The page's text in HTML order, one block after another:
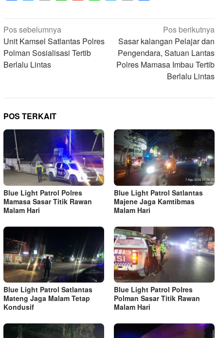
Navigasi
pos
Pos sebelumnya
Unit Kamsel Satlantas Polres
Polman Sosialisasi Tertib
Berlalu Lintas
Pos berikutnya
Sasar kalangan Pelajar dan
Pengendara, Satuan Lantas
Polres Mamasa Imbau Tertib
Berlalu Lintas
POS TERKAIT
Blue Light Patrol Polres
Mamasa Sasar Titik Rawan
Malam Hari
Blue Light Patrol Satlantas
Majene Jaga Kamtibmas
Malam Hari
Blue Light Patrol Satlantas
Mateng Jaga Malam Tetap
Kondusif
Blue Light Patrol Polres
Polman Sasar Titik Rawan
Malam Hari